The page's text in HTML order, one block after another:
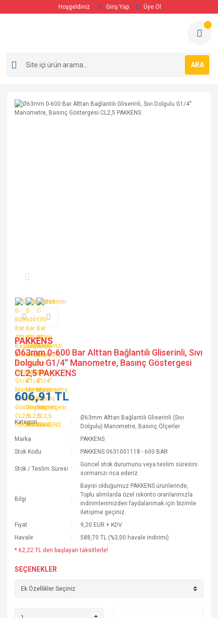
Hoşgeldiniz Giriş Yap Üye Ol
ARA
PAKKENS
Ø63mm 0-600 Bar Alttan Bağlantılı Gliserinli, Sıvı
Dolgulu G1/4'' Manometre, Basınç Göstergesi
CL2,5 PAKKENS
606,91 TL
Kategori
Ø63mm Alttan Bağlantılı Gliserinli (Sıvı
Dolgulu) Manometre, Basınç Ölçerler
Marka
PAKKENS
Stok Kodu
PAKKENS 0631001118 - 600 BAR
Stok / Teslim Süresi
Güncel stok durumunu veya teslim süresini
sormanızı rica ederiz.
Bilgi
Bayisi olduğumuz PAKKENS ürünlerinde,
Toplu alımlarda özel iskonto oranlarımızla
indirimlerimizden faydalanmak için bizimle
iletişime geçiniz.
Fiyat
9,20 EUR + KDV
Havale
588,70 TL (%3,00 havale indirimi)
* 62,22 TL den başlayan taksitlerle!
SEÇENEKLER